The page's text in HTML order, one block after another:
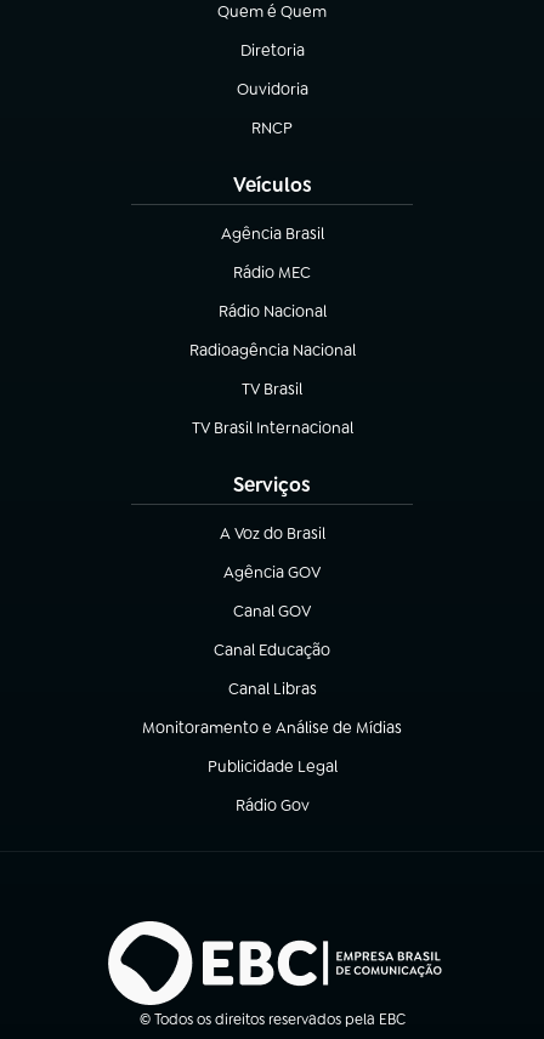
Quem é Quem
(abre em nova aba)
Diretoria
(abre em nova aba)
Ouvidoria
(abre em nova aba)
RNCP
(abre em nova aba)
Veículos
Agência Brasil
(abre em nova aba)
Rádio MEC
(abre em nova aba)
Rádio Nacional
Radioagência Nacional
(abre em nova aba)
TV Brasil
(abre em nova aba)
TV Brasil Internacional
(abre em nova aba)
Serviços
A Voz do Brasil
(abre em nova aba)
Agência GOV
(abre em nova aba)
Canal GOV
(abre em nova aba)
Canal Educação
(abre em nova aba)
Canal Libras
(abre em nova aba)
Monitoramento e Análise de Mídias
(abre em nova aba)
Publicidade Legal
(abre em nova aba)
Rádio Gov
(abre em nova aba)
© Todos os direitos reservados pela EBC